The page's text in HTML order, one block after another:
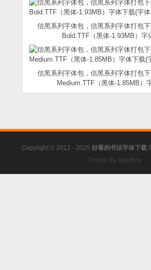
信黑系列字体包，信黑系列字体打包
Bold.TTF（黑体-1.93MB）字
信黑系列字体包，信黑系列字体打包
Medium.TTF（黑体-1.85MB）
Copyright © 2012 - 2025 好看的书法字体下载
Theme By XiaoBoy